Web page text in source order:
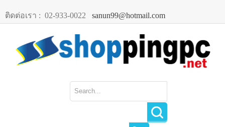
ติดต่อเรา : 02-933-0022 sanun99@hotmail.com